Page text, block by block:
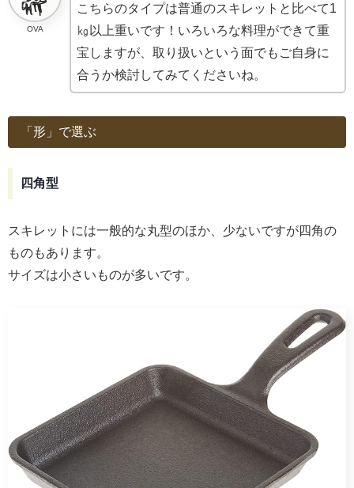
OVA
こちらのタイプは普通のスキレットと比べて1
㎏以上重いです！いろいろな料理ができて重
宝しますが、取り扱いという面でもご自身に
合うか検討してみてくださいね。
「形」で選ぶ
四角型
スキレットには一般的な丸型のほか、少ないですが四角の
ものもあります。
サイズは小さいものが多いです。